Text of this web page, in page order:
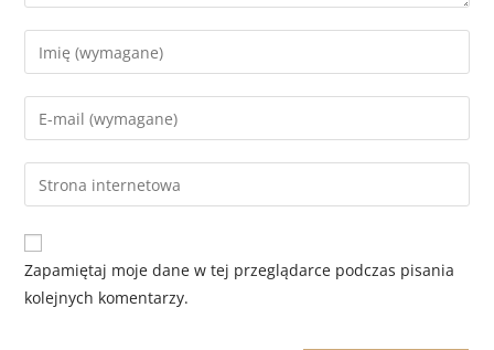
Zapamiętaj moje dane w tej przeglądarce podczas pisania
kolejnych komentarzy.